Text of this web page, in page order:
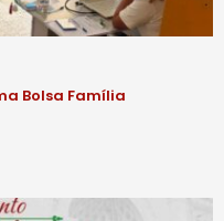
Bolsa Família